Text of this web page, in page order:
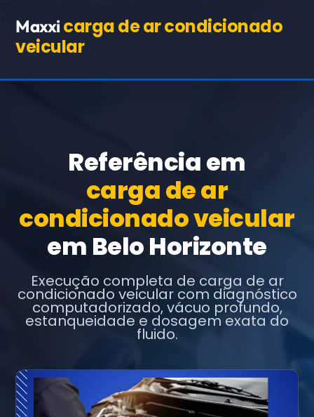
TROCANDO APENAS OS TEXTOS E URLs INDICADOS)
Maxxi carga de ar condicionado
veicular
Referência em
carga de ar
condicionado veicular
em Belo Horizonte
Execução completa de carga de ar
condicionado veicular com diagnóstico
computadorizado, vácuo profundo,
estanqueidade e dosagem exata do
fluido.